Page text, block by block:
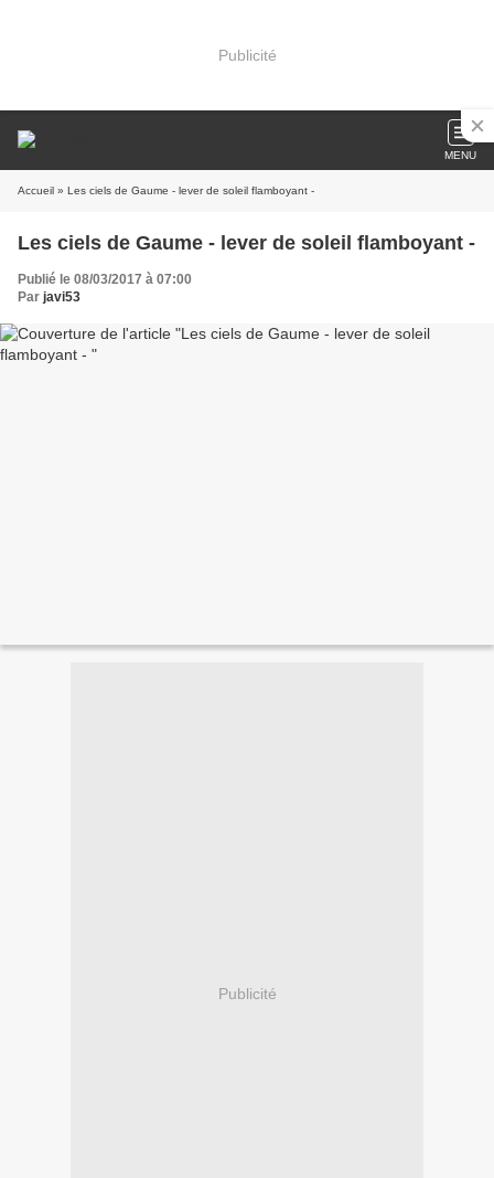
Publicité
MENU
Accueil » Les ciels de Gaume - lever de soleil flamboyant -
Les ciels de Gaume - lever de soleil flamboyant -
Publié le 08/03/2017 à 07:00
Par javi53
Publicité